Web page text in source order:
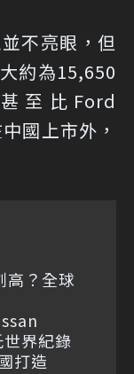
不亮眼，但
約為15,650
至比Ford
國上市外，
高？全球
界紀錄
打造